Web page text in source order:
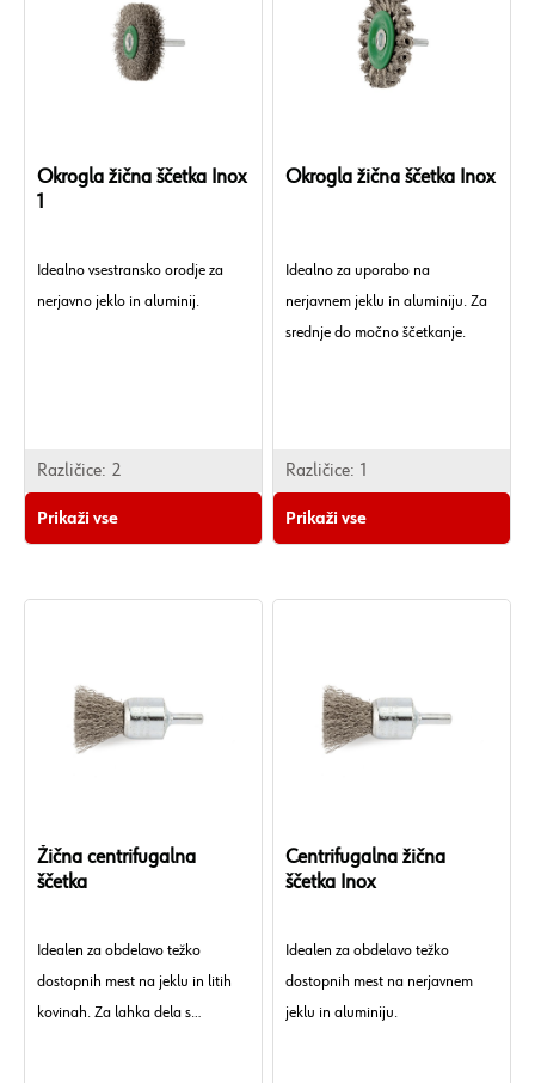
Okrogla žična ščetka Inox
1
Idealno vsestransko orodje za
nerjavno jeklo in aluminij.
Različice: 2
Prikaži vse
Okrogla žična ščetka Inox
Idealno za uporabo na
nerjavnem jeklu in aluminiju. Za
srednje do močno ščetkanje.
Različice: 1
Prikaži vse
Žična centrifugalna
ščetka
Idealen za obdelavo težko
dostopnih mest na jeklu in litih
kovinah. Za lahka dela s
Centrifugalna žična
ščetka Inox
Idealen za obdelavo težko
dostopnih mest na nerjavnem
jeklu in aluminiju.